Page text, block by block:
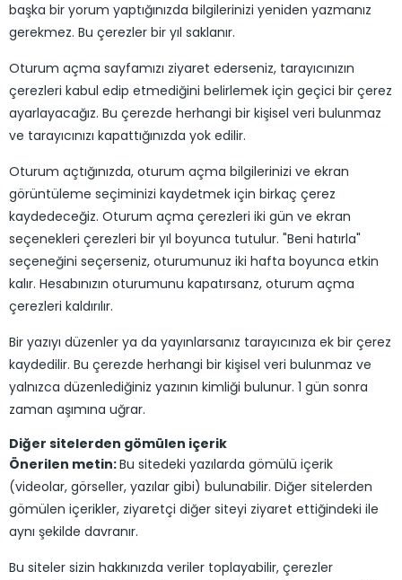
başka bir yorum yaptığınızda bilgilerinizi yeniden yazmanız
gerekmez. Bu çerezler bir yıl saklanır.
Oturum açma sayfamızı ziyaret ederseniz, tarayıcınızın
çerezleri kabul edip etmediğini belirlemek için geçici bir çerez
ayarlayacağız. Bu çerezde herhangi bir kişisel veri bulunmaz
ve tarayıcınızı kapattığınızda yok edilir.
Oturum açtığınızda, oturum açma bilgilerinizi ve ekran
görüntüleme seçiminizi kaydetmek için birkaç çerez
kaydedeceğiz. Oturum açma çerezleri iki gün ve ekran
seçenekleri çerezleri bir yıl boyunca tutulur. "Beni hatırla"
seçeneğini seçerseniz, oturumunuz iki hafta boyunca etkin
kalır. Hesabınızın oturumunu kapatırsanz, oturum açma
çerezleri kaldırılır.
Bir yazıyı düzenler ya da yayınlarsanız tarayıcınıza ek bir çerez
kaydedilir. Bu çerezde herhangi bir kişisel veri bulunmaz ve
yalnızca düzenlediğiniz yazının kimliği bulunur. 1 gün sonra
zaman aşımına uğrar.
Diğer sitelerden gömülen içerik
Önerilen metin:Bu sitedeki yazılarda gömülü içerik
(videolar, görseller, yazılar gibi) bulunabilir. Diğer sitelerden
gömülen içerikler, ziyaretçi diğer siteyi ziyaret ettiğindeki ile
aynı şekilde davranır.
Bu siteler sizin hakkınızda veriler toplayabilir, çerezler